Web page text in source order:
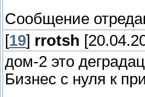
Сообщение
[19] rrotsh
дом-2 это
Бизнес с нуля к